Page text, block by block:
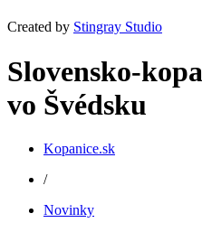
Created by Stingray Studio
Slovensko-
vo Švédsku
Kopanice.sk
/
Novinky